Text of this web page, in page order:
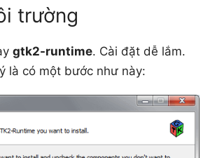
trường
gtk2-runtime. Cài đặt dễ lắm.
là có một bước như này: